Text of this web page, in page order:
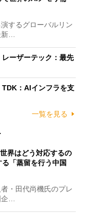
するグローバルリン
新…
レーザーテック：最先
TDK：AIインフラを支
一覧を見る
界はどう対応するの
「蒸留を行う中国
・田代尚機氏のプレ
企…